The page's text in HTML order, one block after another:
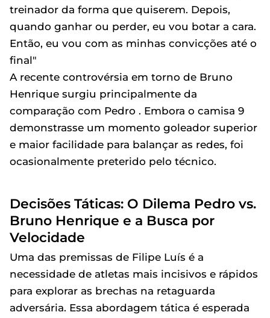
treinador da forma que quiserem. Depois,
quando ganhar ou perder, eu vou botar a cara.
Então, eu vou com as minhas convicções até o
final"
A recente controvérsia em torno de Bruno
Henrique surgiu principalmente da
comparação com Pedro . Embora o camisa 9
demonstrasse um momento goleador superior
e maior facilidade para balançar as redes, foi
ocasionalmente preterido pelo técnico.
Decisões Táticas: O Dilema Pedro vs.
Bruno Henrique e a Busca por
Velocidade
Uma das premissas de Filipe Luís é a
necessidade de atletas mais incisivos e rápidos
para explorar as brechas na retaguarda
adversária. Essa abordagem tática é esperada